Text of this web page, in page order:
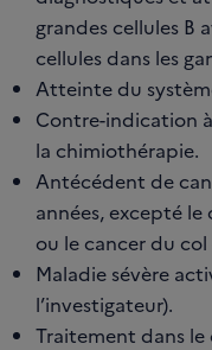
grandes cellules
cellules dans les
Atteinte du
Contre-indication
la chimiothérapie.
Antécédent de
années, excepté
ou le cancer du
Maladie sévère
l’investigateur).
Traitement dans le